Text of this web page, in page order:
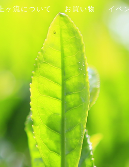
ヶ流について お買い物 イベ